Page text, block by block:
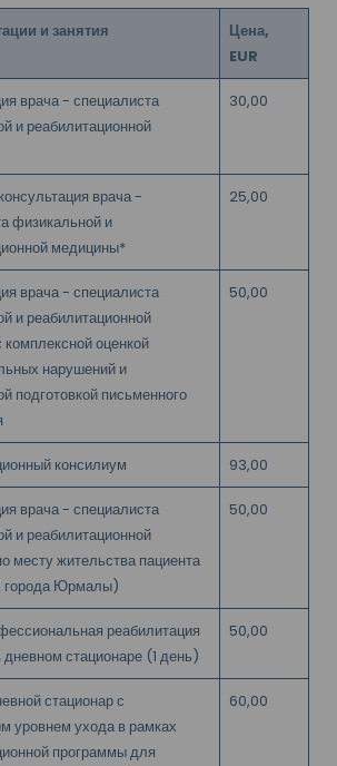
и занятия
Цена,
EUR
врача - специалиста
и реабилитационной
30,00
врача -
физикальной и
медицины*
25,00
врача - специалиста
и реабилитационной
оценкой
нарушений и
подготовкой письменного
50,00
консилиум 93,00
врача - специалиста
и реабилитационной
месту жительства пациента
города Юрмалы)
50,00
реабилитация
дневном стационаре (1 день)
50,00
стационар с
уровнем ухода в рамках
программы для
60,00